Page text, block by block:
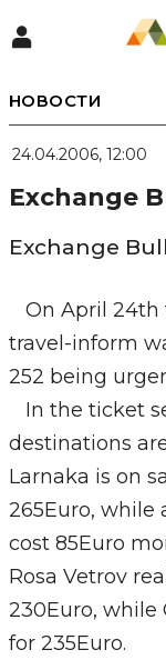
НОВОСТИ
24.04.2006, 12:00
Exchange
Exchange
On April 24th
travel-inform
252 being
In the ticket
destinations
Larnaka is on
265Euro, while
cost 85Euro
Rosa Vetrov
230Euro, while
for 235Euro.